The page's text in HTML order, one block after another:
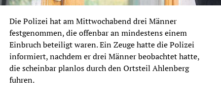
Die Polizei hat am Mittwochabend drei Männer
festgenommen, die offenbar an mindestens einem
Einbruch beteiligt waren. Ein Zeuge hatte die Polizei
informiert, nachdem er drei Männer beobachtet hatte,
die scheinbar planlos durch den Ortsteil Ahlenberg
fuhren.